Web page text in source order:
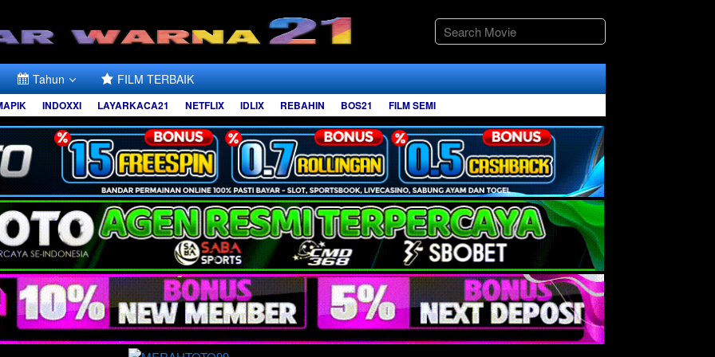
Tahun FILM TERBAIK
INDOXXI LAYARKACA21 NETFLIX IDLIX REBAHIN BOS21 FILM SEMI